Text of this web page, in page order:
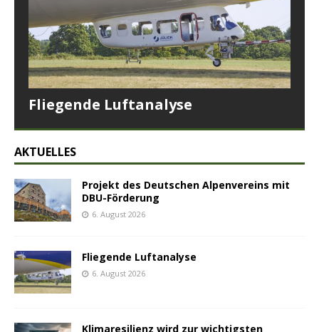
Fliegende Luftanalyse
AKTUELLES
Projekt des Deutschen Alpenvereins mit
DBU-Förderung
6. August 2026
Fliegende Luftanalyse
6. August 2026
Klimaresilienz wird zur wichtigsten